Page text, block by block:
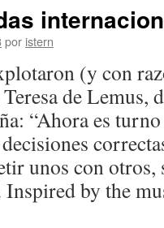
por istern
(y con
de Lemus,
“Ahora es
unos con otros,
by the